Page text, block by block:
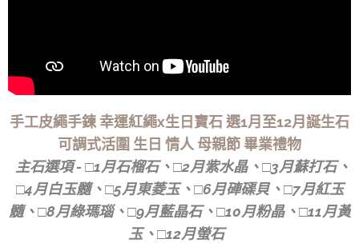
手工皮繩手鍊 幸運紅繩x生日寶石 選1月至12月誕生石
可調式活圍 生日 情人 母親節 畢業禮物
主石選項 - □1月石榴石、□2月紫水晶、□3月蘇打石、
□4月白玉髓、□5月東菱玉、□6月硨磲貝、□7月紅玉
髓、□8月綠瑪瑙、□9月藍晶石、□10月粉晶、□11月黃
玉、□12月螢石